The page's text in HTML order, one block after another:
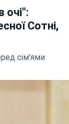
очі":
Сотні,
сім'ями